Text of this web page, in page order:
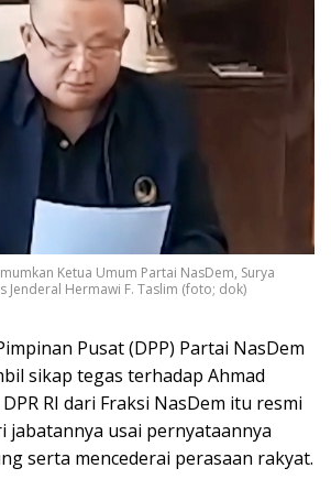
Ketua Umum Partai NasDem, Surya
Jenderal Hermawi F. Taslim (foto; dok)
Pusat (DPP) Partai NasDem
sikap tegas terhadap Ahmad
RI dari Fraksi NasDem itu resmi
jabatannya usai pernyataannya
serta mencederai perasaan rakyat.